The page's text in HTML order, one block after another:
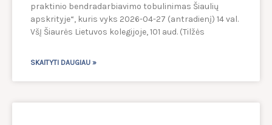
praktinio bendradarbiavimo tobulinimas Šiaulių
apskrityje“, kuris vyks 2026-04-27 (antradienį) 14 val.
VšĮ Šiaurės Lietuvos kolegijoje, 101 aud. (Tilžės
SKAITYTI DAUGIAU »